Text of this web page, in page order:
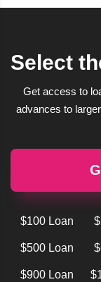
Select
Get access to
advances to
$100 Loan
$500 Loan
$900 Loan